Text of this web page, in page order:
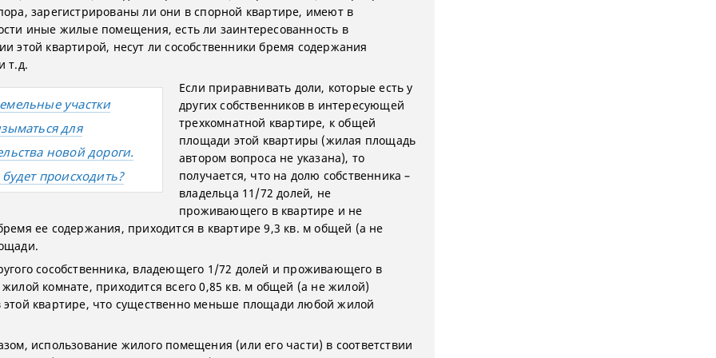
зарегистрированы ли они в спорной квартире, имеют в
иные жилые помещения, есть ли заинтересованность в
этой квартирой, несут ли сособственники бремя содержания
т.д.
участки
для
новой дороги.
будет происходить?
Если приравнивать доли, которые есть у
других собственников в интересующей
трехкомнатной квартире, к общей
площади этой квартиры (жилая площадь
автором вопроса не указана), то
получается, что на долю собственника –
владельца 11/72 долей, не
проживающего в квартире и не
ее содержания, приходится в квартире 9,3 кв. м общей (а не
сособственника, владеющего 1/72 долей и проживающего в
комнате, приходится всего 0,85 кв. м общей (а не жилой)
квартире, что существенно меньше площади любой жилой
использование жилого помещения (или его части) в соответствии